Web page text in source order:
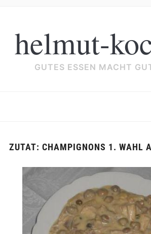
helmut-
GUTES ESSEN MACHT
ZUTAT: CHAMPIGNONS 1. WAHL